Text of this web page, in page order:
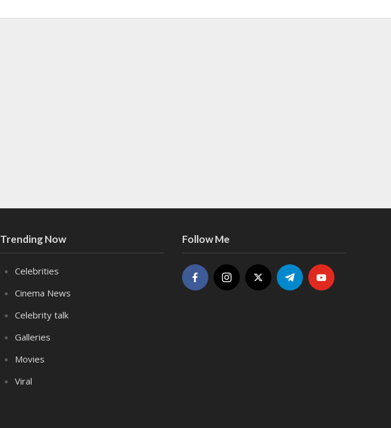
Trending Now
Celebrities
Cinema News
Celebrity talk
Galleries
Movies
Viral
Follow Me